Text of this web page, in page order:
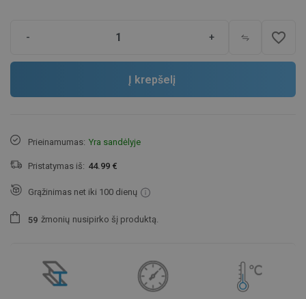
- + favorite_border
Į krepšelį
Prieinamumas: Yra sandėlyje
Pristatymas iš: 44.99 €
Grąžinimas net iki 100 dienų
59 žmonių nusipirko šį produktą.